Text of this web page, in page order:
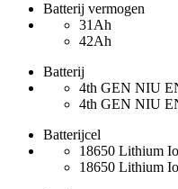
Batterij vermogen
31Ah
42Ah
Batterij
4th GEN NIU
4th GEN NIU
Batterijcel
18650 Lithium
18650 Lithium